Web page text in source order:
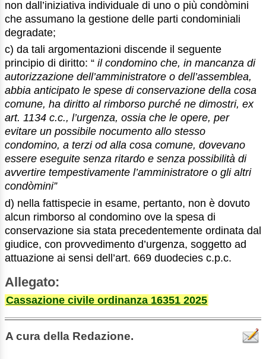
non dall’iniziativa individuale di uno o più condòmini
che assumano la gestione delle parti condominiali
degradate;
c) da tali argomentazioni discende il seguente
principio di diritto: “ il condomino che, in mancanza di
autorizzazione dell’amministratore o dell’assemblea,
abbia anticipato le spese di conservazione della cosa
comune, ha diritto al rimborso purché ne dimostri, ex
art. 1134 c.c., l’urgenza, ossia che le opere, per
evitare un possibile nocumento allo stesso
condomino, a terzi od alla cosa comune, dovevano
essere eseguite senza ritardo e senza possibilità di
avvertire tempestivamente l’amministratore o gli altri
condòmini”
d) nella fattispecie in esame, pertanto, non è dovuto
alcun rimborso al condomino ove la spesa di
conservazione sia stata precedentemente ordinata dal
giudice, con provvedimento d’urgenza, soggetto ad
attuazione ai sensi dell’art. 669 duodecies c.p.c.
Allegato:
Cassazione civile ordinanza 16351 2025
A cura della Redazione.